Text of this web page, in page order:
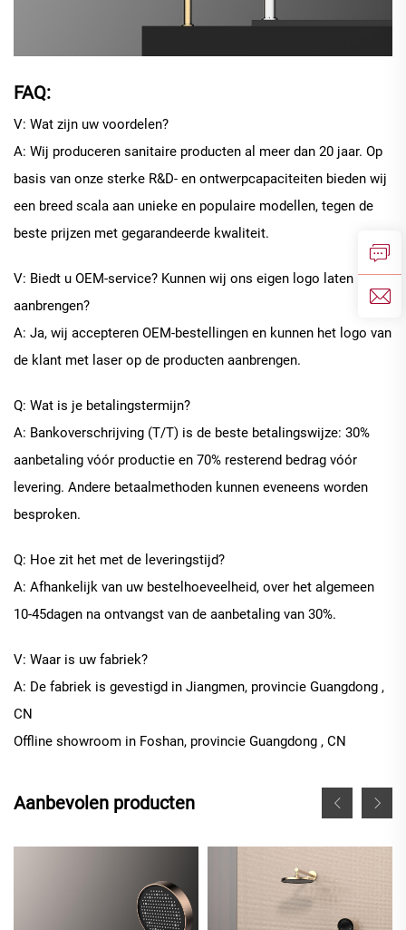
FAQ:
V: Wat zijn uw voordelen?
A: Wij produceren sanitaire producten al meer dan 20 jaar. Op
basis van onze sterke R&D- en ontwerpcapaciteiten bieden wij
een breed scala aan unieke en populaire modellen, tegen de
beste prijzen met gegarandeerde kwaliteit.
V: Biedt u OEM-service? Kunnen wij ons eigen logo laten
aanbrengen?
A: Ja, wij accepteren OEM-bestellingen en kunnen het logo van
de klant met laser op de producten aanbrengen.
Q: Wat is je betalingstermijn?
A: Bankoverschrijving (T/T) is de beste betalingswijze: 30%
aanbetaling vóór productie en 70% resterend bedrag vóór
levering. Andere betaalmethoden kunnen eveneens worden
besproken.
Q: Hoe zit het met de leveringstijd?
A: Afhankelijk van uw bestelhoeveelheid, over het algemeen
10-45dagen na ontvangst van de aanbetaling van 30%.
V: Waar is uw fabriek?
A: De fabriek is gevestigd in Jiangmen, provincie Guangdong ,
CN
Offline showroom in Foshan, provincie Guangdong , CN
Aanbevolen producten